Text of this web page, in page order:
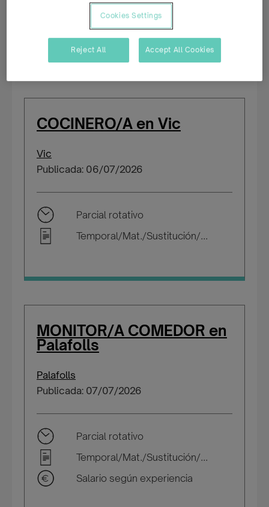
Temporal/Mat./Sustitución/...
Salario según experiencia
COCINERO/A en Vic
Vic
Publicada: 06/07/2026
Parcial rotativo
Temporal/Mat./Sustitución/...
MONITOR/A COMEDOR en
Palafolls
Palafolls
Publicada: 07/07/2026
Parcial rotativo
Temporal/Mat./Sustitución/...
Salario según experiencia
Cookies Settings
Reject All Accept All Cookies